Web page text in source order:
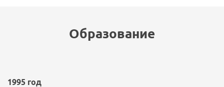
Образование
1995 год